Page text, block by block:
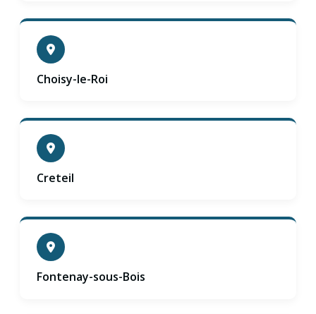
Choisy-le-Roi
Creteil
Fontenay-sous-Bois